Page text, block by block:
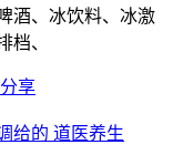
酒、冰饮料、冰激
档、
享
道医养生